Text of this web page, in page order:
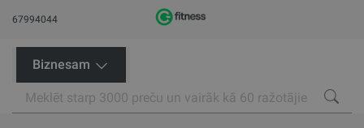
67994044
Biznesam